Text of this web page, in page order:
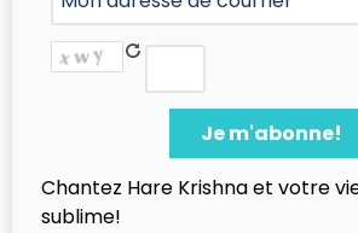
Chantez Hare Krishna et votre
sublime!